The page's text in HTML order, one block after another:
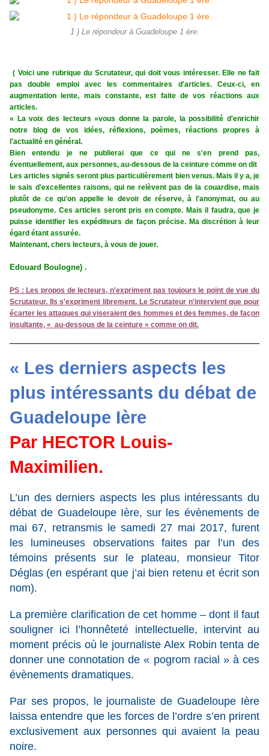
1 ) Le répondeur à Guadeloupe 1 ère.
( Voici une rubrique du Scrutateur, qui doit vous intéresser. Elle ne fait
pas double emploi avec les commentaires d'articles. Ceux-ci, en
augmentation lente, mais constante, est faite de vos réactions aux
articles.
« La voix des lecteurs »vous donne la parole, la possibilité d'enrichir
notre blog de vos idées, réflexions, poèmes, réactions propres à
l'actualité en général.
Bien entendu je ne publierai que ce qui ne s'en prend pas,
éventuellement, aux personnes, au-dessous de la ceinture comme on dit
Les articles signés seront plus particulièrement bien venus. Mais il y a, je
le sais d'excellentes raisons, qui ne relèvent pas de la couardise, mais
plutôt de ce qu'on appelle le devoir de réserve, à l'anonymat, ou au
pseudonyme. Ces articles seront pris en compte. Mais il faudra, que je
puisse identifier les expéditeurs de façon précise. Ma discrétion à leur
égard étant assurée.
Maintenant, chers lecteurs, à vous de jouer.
Edouard Boulogne) .
PS : Les propos de lecteurs, n'expriment pas toujours le point de vue du
Scrutateur. Ils s'expriment librement. Le Scrutateur n'intervient que pour
écarter les attaques qui viseraient des hommes et des femmes, de façon
insultante, « au-dessous de la ceinture » comme on dit.
« Les derniers aspects les
plus intéressants du débat de
Guadeloupe Ière
Par HECTOR Louis-
Maximilien.
L’un des derniers aspects les plus intéressants du
débat de Guadeloupe Ière, sur les évènements de
mai 67, retransmis le samedi 27 mai 2017, furent
les lumineuses observations faites par l’un des
témoins présents sur le plateau, monsieur Titor
Déglas (en espérant que j’ai bien retenu et écrit son
nom).
La première clarification de cet homme – dont il faut
souligner ici l’honnêteté intellectuelle, intervint au
moment précis où le journaliste Alex Robin tenta de
donner une connotation de « pogrom racial » à ces
évènements dramatiques.
Par ses propos, le journaliste de Guadeloupe Ière
laissa entendre que les forces de l’ordre s’en prirent
exclusivement aux personnes qui avaient la peau
noire.